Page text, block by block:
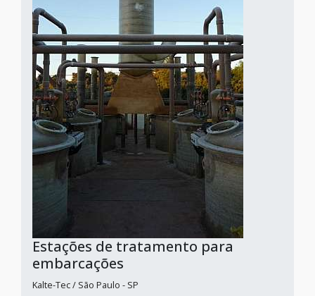
Estações de tratamento para
embarcações
Kalte-Tec / São Paulo - SP